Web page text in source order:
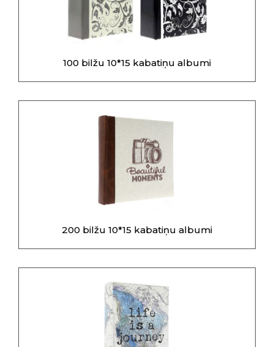
100 bilžu 10*15 kabatiņu albumi
200 bilžu 10*15 kabatiņu albumi